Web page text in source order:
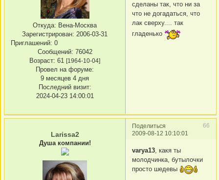
Откуда: Вена-Москва
Зарегистрирован: 2006-03-31
Приглашений: 0
Сообщений: 76042
Возраст: 61 [1964-10-04]
Провел на форуме:
9 месяцев 4 дня
Последний визит:
2024-04-23 14:00:01
сделаны так, что ни за
что не догадаться, что
лак сверху.... так
гладенько
Поделиться
66
2009-08-12 10:10:01
Larissa2
Душа компании!
varya13, какя ты
молодчинка, бутылочки
просто шедевы